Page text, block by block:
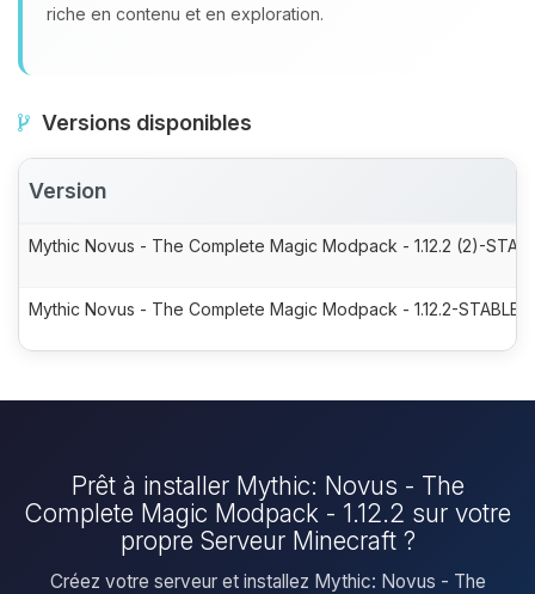
riche en contenu et en exploration.
Versions disponibles
Version
Mythic Novus - The Complete Magic Modpack - 1.12.2 (2)-
Mythic Novus - The Complete Magic Modpack - 1.12.2-STABLE-
Prêt à installer Mythic: Novus - The
Complete Magic Modpack - 1.12.2 sur votre
propre Serveur Minecraft ?
Créez votre serveur et installez Mythic: Novus - The